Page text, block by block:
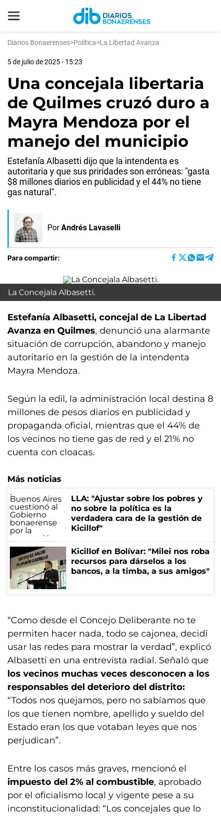
Diarios Bonaerenses>Política>La Libertad Avanza
5 de julio de 2025 - 15:23
Una concejala libertaria
de Quilmes cruzó duro a
Mayra Mendoza por el
manejo del municipio
Estefanía Albasetti dijo que la intendenta es
autoritaria y que sus priridades son erróneas: "gasta
$8 millones diarios en publicidad y el 44% no tiene
gas natural".
Por Andrés Lavaselli
Para compartir:
La Concejala Albasetti.
Estefanía Albasetti, concejal de La Libertad
Avanza en Quilmes, denunció una alarmante
situación de corrupción, abandono y manejo
autoritario en la gestión de la intendenta
Mayra Mendoza.
Según la edil, la administración local destina 8
millones de pesos diarios en publicidad y
propaganda oficial, mientras que el 44% de
los vecinos no tiene gas de red y el 21% no
cuenta con cloacas.
Más noticias
LLA: "Ajustar sobre los pobres y
no sobre la política es la
verdadera cara de la gestión de
Kicillof"
Kicillof en Bolívar: "Milei nos roba
recursos para dárselos a los
bancos, a la timba, a sus amigos"
“Como desde el Concejo Deliberante no te
permiten hacer nada, todo se cajonea, decidí
usar las redes para mostrar la verdad”, explicó
Albasetti en una entrevista radial. Señaló que
los vecinos muchas veces desconocen a los
responsables del deterioro del distrito:
“Todos nos quejamos, pero no sabíamos que
los que tienen nombre, apellido y sueldo del
Estado eran los que votaban leyes que nos
perjudican”.
Entre los casos más graves, mencionó el
impuesto del 2% al combustible, aprobado
por el oficialismo local y vigente pese a su
inconstitucionalidad: “Los concejales que lo